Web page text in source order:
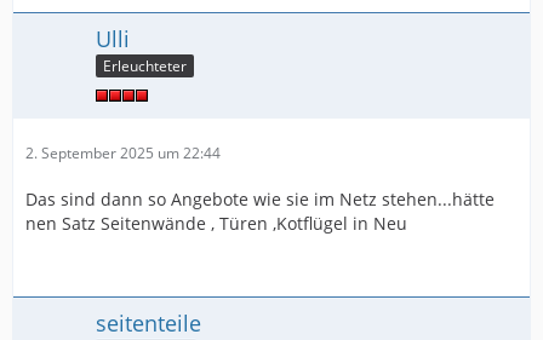
Ulli
Erleuchteter
2. September 2025 um 22:44
Das sind dann so Angebote wie sie im Netz stehen...hätte
nen Satz Seitenwände , Türen ,Kotflügel in Neu
seitenteile